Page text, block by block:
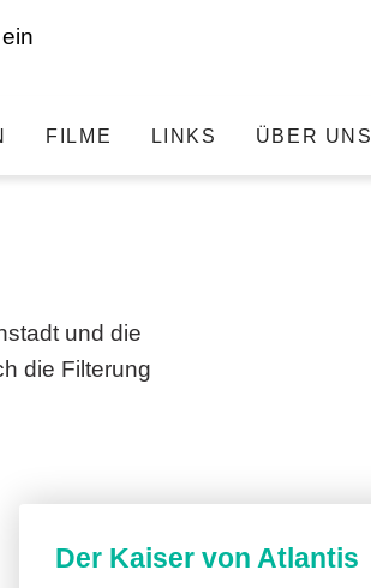
FILME LINKS ÜBER UNS
und die
die Filterung
Der Kaiser von Atlantis